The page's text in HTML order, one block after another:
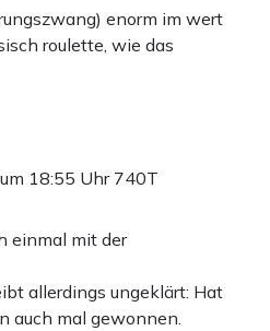
enorm im wert
roulette, wie das
18:55 Uhr 740T
einmal mit der
allerdings ungeklärt: Hat
auch mal gewonnen.